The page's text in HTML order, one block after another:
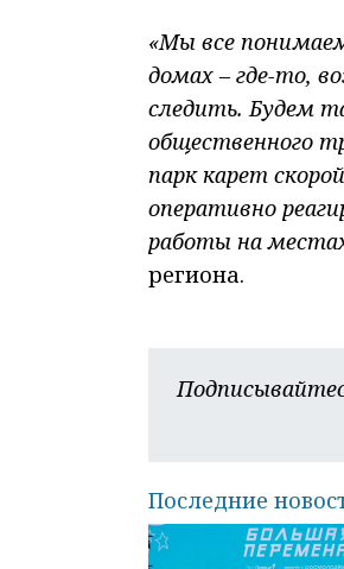
«Мы все
домах – где-то,
следить. Будем
общественного
парк карет
оперативно
работы на
региона.
Последние